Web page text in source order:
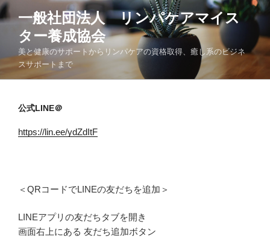
コ
ン
へ
一般社団法人 リンパケアマイス
ター養成協会
美と健康のサポートからリンパケアの資格取得、癒し系のビジネ
スサポートまで
公式LINE＠
https://lin.ee/ydZdItF
＜QRコードでLINEの友だちを追加＞
LINEアプリの友だちタブを開き
画面右上にある 友だち追加ボタン